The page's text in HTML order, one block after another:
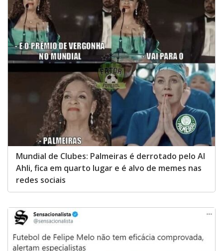
Mundial de Clubes: Palmeiras é derrotado pelo Al
Ahli, fica em quarto lugar e é alvo de memes nas
redes sociais